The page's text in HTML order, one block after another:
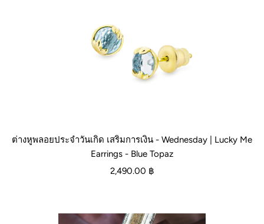
ต่างหูพลอยประจำวันเกิด เสริมการเงิน - Wednesday | Lucky Me
Earrings - Blue Topaz
2,490.00 ฿